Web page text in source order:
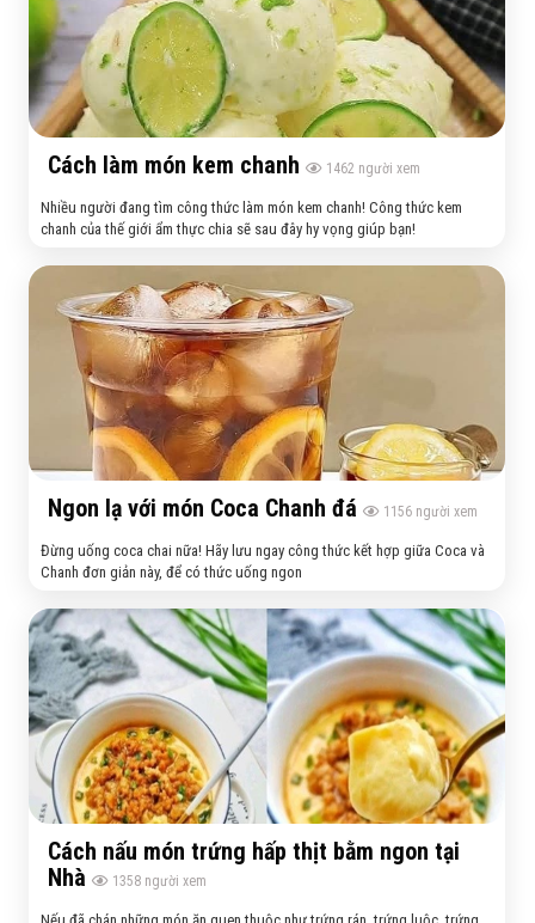
Cách làm món kem chanh 1462 người xem
Nhiều người đang tìm công thức làm món kem chanh! Công thức kem
chanh của thế giới ẩm thực chia sẽ sau đây hy vọng giúp bạn!
Ngon lạ với món Coca Chanh đá 1156 người xem
Đừng uống coca chai nữa! Hãy lưu ngay công thức kết hợp giữa Coca và
Chanh đơn giản này, để có thức uống ngon
Cách nấu món trứng hấp thịt bằm ngon tại
Nhà
1358 người xem